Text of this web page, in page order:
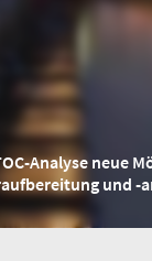
Analyse neue
und -
alternativen Methoden für
feststellen können,